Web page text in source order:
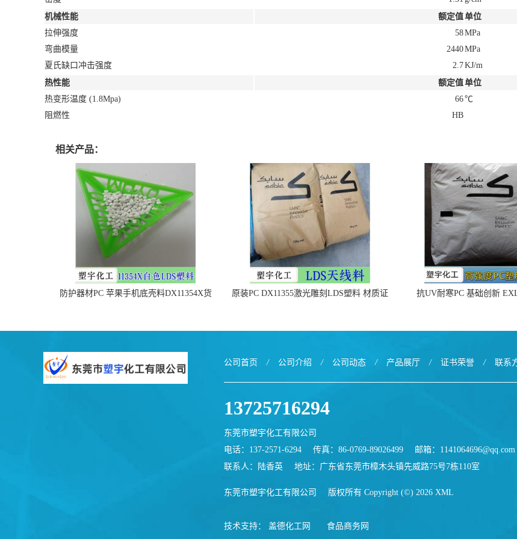
机械性能
额定值单位
拉伸强度
58MPa
弯曲模量
2440MPa
夏氏缺口冲击强度
2.7KJ/m
热性能
额定值单位
热变形温度 (1.8Mpa)
66℃
阻燃性
HB
相关产品：
防护器材PC 苹果手机底壳料DX11354X货
原装PC DX11355激光雕刻LDS塑料 材质证
抗UV耐寒PC 基础创新
公司首页 / 公司介绍 / 公司动态 / 产品展厅 / 证书荣誉 / 联系
13725716294
东莞市塑宇化工有限公司
电话：137-2571-6294
传真：86-0769-89026499 邮箱： 1141064696@qq.com
联系人：陆香英
地址：广东省东莞市樟木头镇先威路75号7栋110室
东莞市塑宇化工有限公司 版权所有 Copyright (©) 2026 XML
技术支持： 盖德化工网 食品商务网